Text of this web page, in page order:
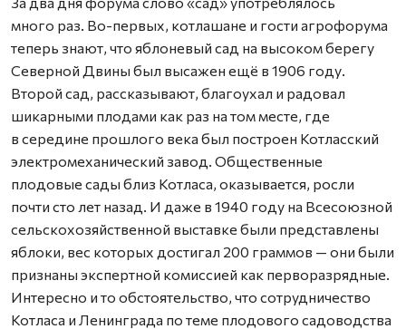
много раз. Во-первых, котлашане и гости агрофорума
теперь знают, что яблоневый сад на высоком берегу
Северной Двины был высажен ещё в 1906 году.
Второй сад, рассказывают, благоухал и радовал
шикарными плодами как раз на том месте, где
в середине прошлого века был построен Котласский
электромеханический завод. Общественные
плодовые сады близ Котласа, оказывается, росли
почти сто лет назад. И даже в 1940 году на Всесоюзной
сельскохозяйственной выставке были представлены
яблоки, вес которых достигал 200 граммов — они были
признаны экспертной комиссией как перворазрядные.
Интересно и то обстоятельство, что сотрудничество
Котласа и Ленинграда по теме плодового садоводства